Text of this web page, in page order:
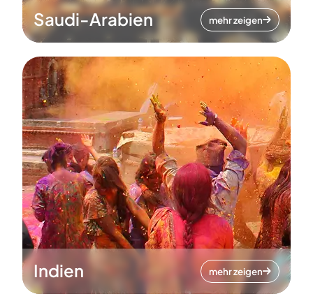
Saudi-Arabien mehr zeigen
Indien mehr zeigen